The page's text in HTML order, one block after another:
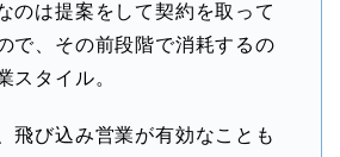
のは提案をして契約を取って
で、その前段階で消耗するの
スタイル。
飛び込み営業が有効なことも